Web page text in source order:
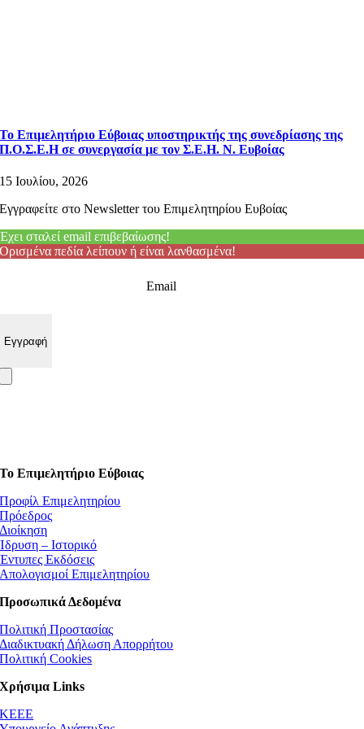
Το Επιμελητήριο Εύβοιας υποστηρικτής της συνεδρίασης της
Π.Ο.Σ.Ε.Η σε συνεργασία με τον Σ.Ε.Η. Ν. Ευβοίας
15 Ιουλίου, 2026
Εγγραφείτε στο Newsletter του Επιμελητηρίου Ευβοίας
Έχει σταλεί email επιβεβαίωσης!
Ορισμένα πεδία λείπουν ή είναι λανθασμένα!
Email
Το Επιμελητήριο Εύβοιας
Προφίλ Επιμελητηρίου
Πρόεδρος
Διοίκηση
Ίδρυση – Ιστορικό
Έντυπες Εκδόσεις
Απολογισμοί Επιμελητηρίου
Προσωπικά Δεδομένα
Πολιτική Προστασίας
Διαδικτυακή Δήλωση Απορρήτου
Πολιτική Cookies
Χρήσιμα Links
ΚEEE